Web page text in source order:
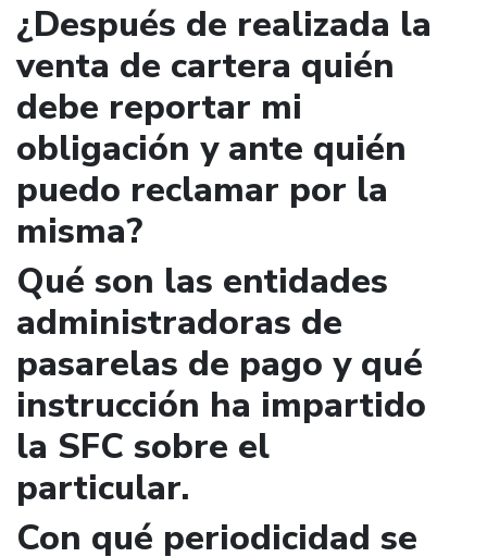
¿Después de realizada la
venta de cartera quién
debe reportar mi
obligación y ante quién
puedo reclamar por la
misma?
Qué son las entidades
administradoras de
pasarelas de pago y qué
instrucción ha impartido
la SFC sobre el
particular.
Con qué periodicidad se